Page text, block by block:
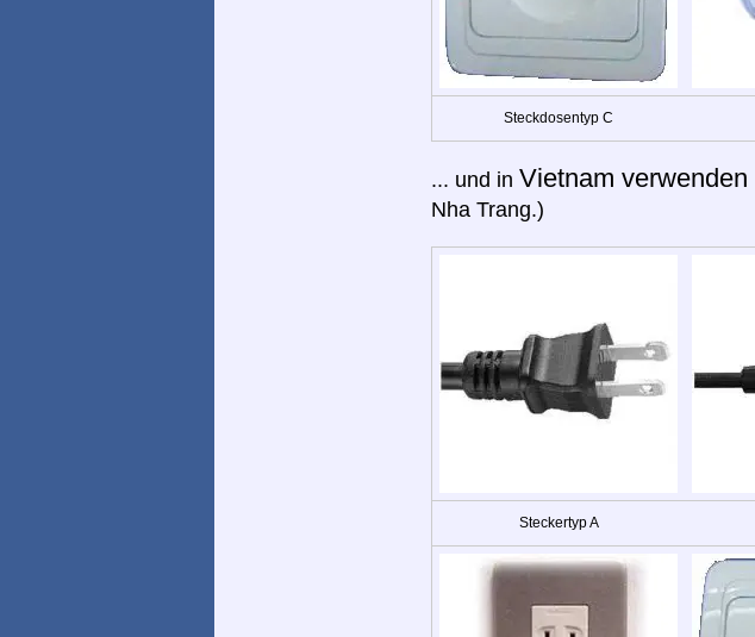
Steckdosentyp C
... und in Vietnam verwenden
Nha Trang.)
Steckertyp A